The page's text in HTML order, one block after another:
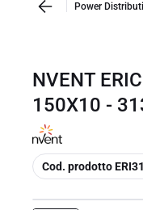
Power
NVENT
150X10 -
copia
Cod. prodotto